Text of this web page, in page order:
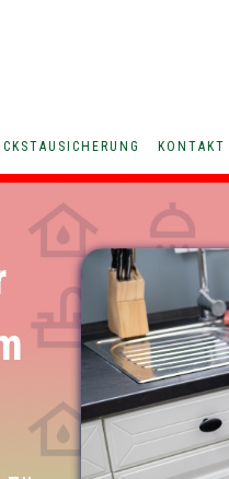
KONTAKT